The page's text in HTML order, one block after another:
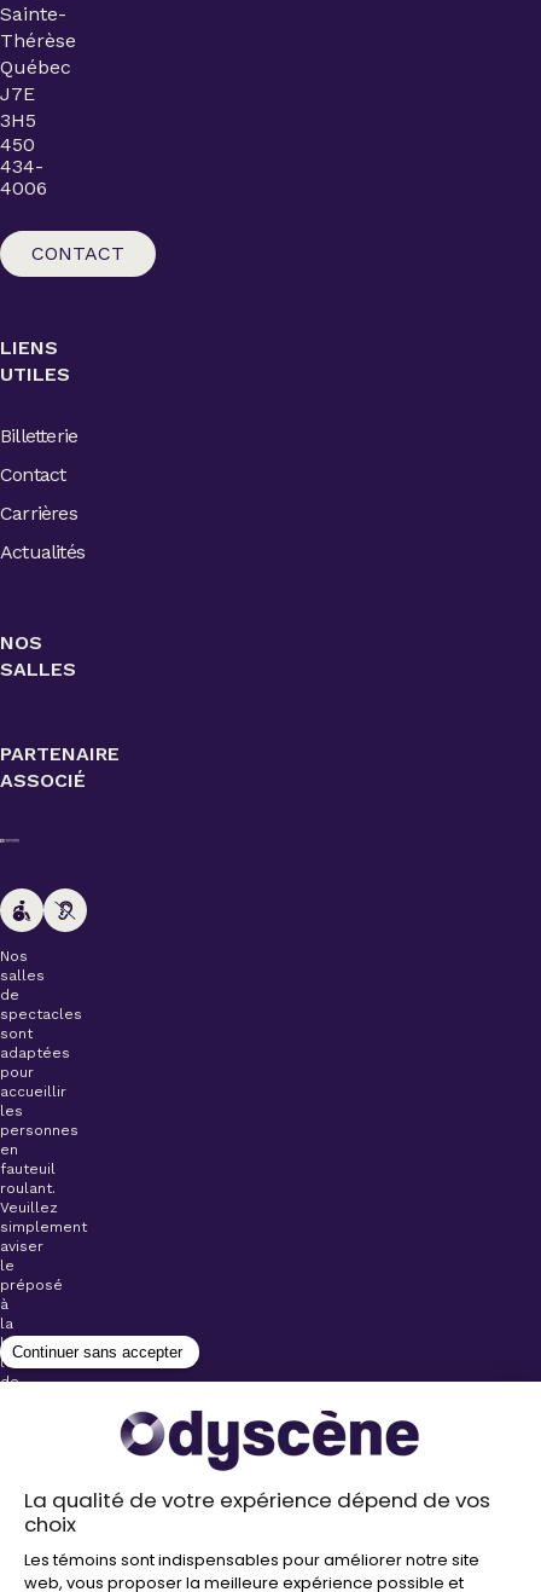
Sainte-
Thérèse
Québec
J7E
3H5
450
434-
4006
CONTACT
LIENS
UTILES
Billetterie
Contact
Carrières
Actualités
NOS
SALLES
PARTENAIRE
ASSOCIÉ
Nos
salles
de
spectacles
sont
adaptées
pour
accueillir
les
personnes
en
fauteuil
roulant.
Veuillez
simplement
aviser
le
préposé
à
la
billetterie
lors
de
Stationnements
proximité de
nos salles